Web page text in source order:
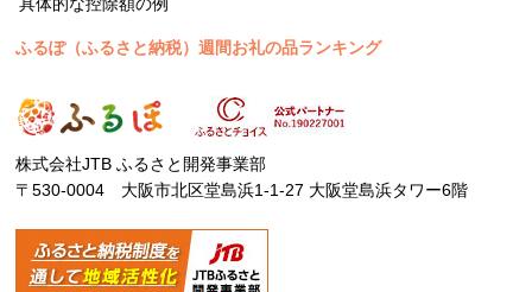
具体的な控除額の例
ふるぽ（ふるさと納税）週間お礼の品ランキング
株式会社JTB ふるさと開発事業部
〒530-0004 大阪市北区堂島浜1-1-27 大阪堂島浜タワー6階